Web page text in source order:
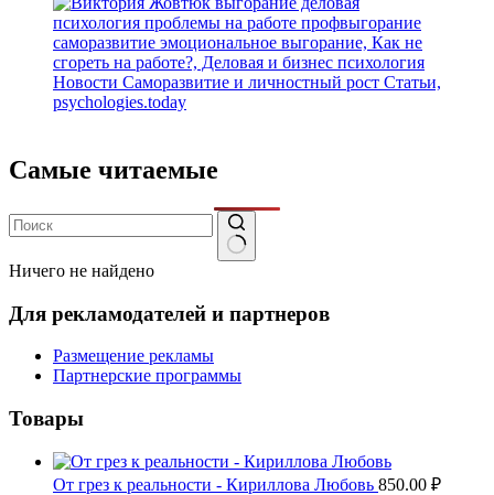
Самые читаемые
Ничего не найдено
Для рекламодателей и партнеров
Размещение рекламы
Партнерские программы
Товары
От грез к реальности - Кириллова Любовь 850.00 ₽